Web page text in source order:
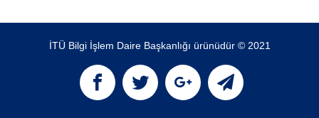
İTÜ Bilgi İşlem Daire Başkanlığı ürünüdür © 2021